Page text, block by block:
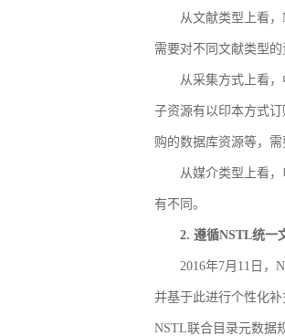
从文献类型上看
需要对不同文献类型
从采集方式上看
子资源有以印本方式
购的数据库资源等，
从媒介类型上看
有不同。
2. 遵循NSTL统一
2016年7月11日，
并基于此进行个性化
NSTL联合目录元数据